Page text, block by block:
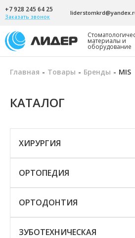
+7 928 245 64 25
Заказать звонок
материалы и
оборудование
Главная - Товары - Бренды - MIS
КАТАЛОГ
ХИРУРГИЯ
ОРТОПЕДИЯ
ОРТОДОНТИЯ
ЗУБОТЕХНИЧЕСКАЯ